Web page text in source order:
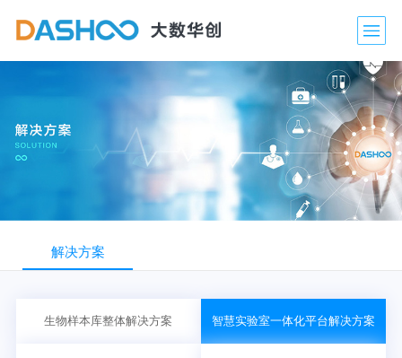
解决方案
生物样本库整体解决方案 智慧实验室一体化平台解决方案